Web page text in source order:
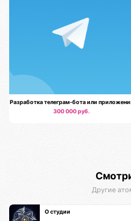
Разработка телеграм-бота или
300 000 руб.
Другие
О студии